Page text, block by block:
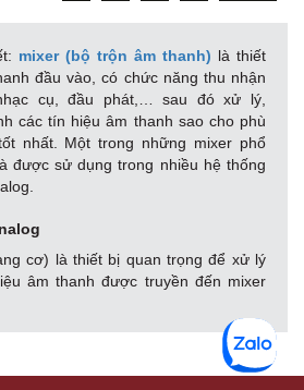
mixer (bộ trộn âm thanh) là thiết
đầu vào, có chức năng thu nhận
cụ, đầu phát,… sau đó xử lý,
các tín hiệu âm thanh sao cho phù
nhất. Một trong những mixer phổ
được sử dụng trong nhiều hệ thống
cơ) là thiết bị quan trọng để xử lý
âm thanh được truyền đến mixer
có đồ thị hình sin, vì thế nên
Đặc điểm để nhận biết mixer
người dùng thao tác để điều chỉnh âm